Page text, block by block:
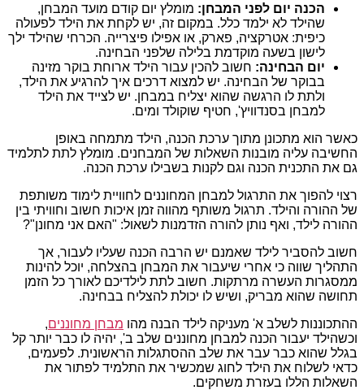
הכנה יום לפני המבחן: מומלץ יום קודם מועד המבחן,
שהילד לא ילמד כלל. במקום זה, יש לקחת את הילד לפעולה
כיפית: אטרקציה, פארק, או אפילו פיצרייה. הכרחי שהילד ילך
לישון בשעה מוקדמת בלילה שלפני הבחינה.
יום הבחינה: חשוב להכין עבור הילד ארוחת בוקר מזינה
בבוקר של הבחינה. יש למצוא דרכים איך להרגיע את הילד,
ולתת לו הרגשה שהוא יצליח במבחן. יש לצייד את הילד
למבחן בסנדוויץ', חטיף שוקולד ומים.
כאשר הוא מתכונן מתוך ערכת הכנה, הילד מתמחה באופן
החשיבה עליה מובנות השאלות של המבחנים. מומלץ לתת לתלמיד
גם את התכנית הכנה וגם לקנות בשבילו ערכת הכנה.
רצוי להפוך את התרגול למבחן המחוננים לחוויית לימוד משותפת
של ההורה והילד. תרגול משותף מהווה זמן איכות חשוב וחוויתי בין
ההורה לילד, ואף נותן להורה הזדמנות לשאול: "האם אני מחונן"?
חשוב להסביר לילד שאמנם יש הרבה הכנה שעליו לעבור, אך
התהליך שווה כי אחרי שיעבור את המבחן בהצלחה, יוכל להינות
ממסגרות העשרה מרתקות. חשוב לתת לילדיכם לאורך כל הזמן
תחושה שהוא מבריק, ושיש לו יכולת להצליח בבחינה.
ההתכוננות לשלב א' מעניקה לילד הבנה מהו מבחן מחוננים,
וכשהילד יעבור הכנה למבחן מחוננים שלב ב', יהיה לו כבר יותר קל
בגלל שהוא כבר עבר את שלב ההסתגלות הראשונית. לפעמים,
כדאי לשלוח את הילד לחוג שמכשיר את התלמיד לפתור את
השאלות הללו בעזרת משחקים.